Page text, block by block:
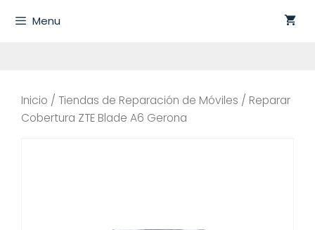
Menu
Inicio / Tiendas de Reparación de Móviles / Reparar
Cobertura ZTE Blade A6 Gerona